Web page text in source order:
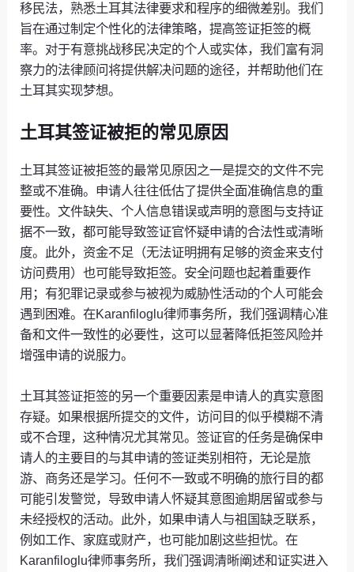
移民法，熟悉土耳其法律要求和程序的细微差别。我们
旨在通过制定个性化的法律策略，提高签证拒签的概
率。对于有意挑战移民决定的个人或实体，我们富有洞
察力的法律顾问将提供解决问题的途径，并帮助他们在
土耳其实现梦想。
土耳其签证被拒的常见原因
土耳其签证被拒签的最常见原因之一是提交的文件不完
整或不准确。申请人往往低估了提供全面准确信息的重
要性。文件缺失、个人信息错误或声明的意图与支持证
据不一致，都可能导致签证官怀疑申请的合法性或清晰
度。此外，资金不足（无法证明拥有足够的资金来支付
访问费用）也可能导致拒签。安全问题也起着重要作
用；有犯罪记录或参与被视为威胁性活动的个人可能会
遇到困难。在Karanfiloglu律师事务所，我们强调精心准
备和文件一致性的必要性，这可以显著降低拒签风险并
增强申请的说服力。
土耳其签证拒签的另一个重要因素是申请人的真实意图
存疑。如果根据所提交的文件，访问目的似乎模糊不清
或不合理，这种情况尤其常见。签证官的任务是确保申
请人的主要目的与其申请的签证类别相符，无论是旅
游、商务还是学习。任何不一致或不明确的旅行目的都
可能引发警觉，导致申请人怀疑其意图逾期居留或参与
未经授权的活动。此外，如果申请人与祖国缺乏联系，
例如工作、家庭或财产，也可能加剧这些担忧。在
Karanfiloglu律师事务所，我们强调清晰阐述和证实进入